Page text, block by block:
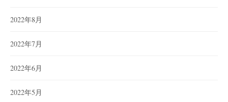
2022年8月
2022年7月
2022年6月
2022年5月